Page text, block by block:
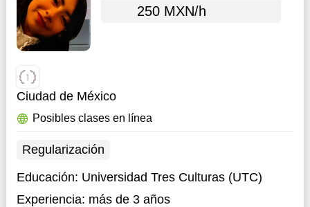
250 MXN/h
Ciudad de México
Posibles clases en línea
Regularización
Educación: Universidad Tres Culturas (UTC)
Experiencia: más de 3 años